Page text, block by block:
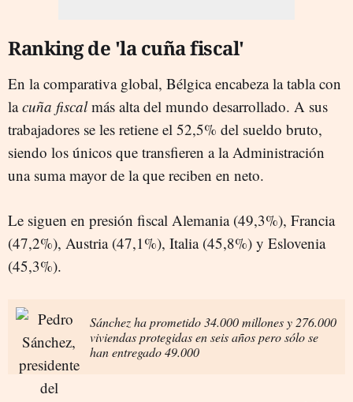
Ranking de 'la cuña fiscal'
En la comparativa global, Bélgica encabeza la tabla con
lacuña fiscalmás alta del mundo desarrollado. A sus
trabajadores se les retiene el 52,5% del sueldo bruto,
siendo los únicos que transfieren a la Administración
una suma mayor de la que reciben en neto.
Le siguen en presión fiscal Alemania (49,3%), Francia
(47,2%), Austria (47,1%), Italia (45,8%) y Eslovenia
(45,3%).
Sánchez ha prometido 34.000 millones y 276.000
viviendas protegidas en seis años pero sólo se
han entregado 49.000